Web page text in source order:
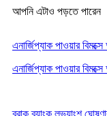
আপনি এটাও পড়তে পারেন
এনার্জিপ্যাক পাওয়ার
এনার্জিপ্যাক পাওয়ার
ব্রাক ব্যাংক লভ্যাংশ